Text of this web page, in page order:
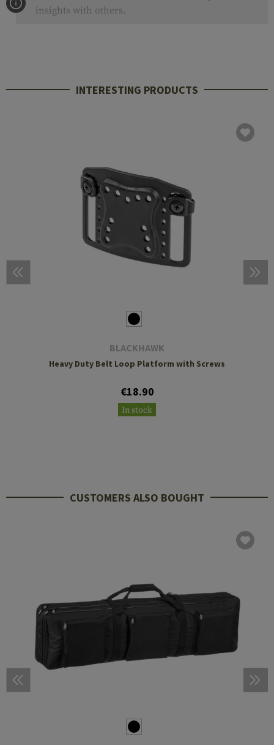
insights with others.
INTERESTING PRODUCTS
BLACKHAWK
Heavy Duty Belt Loop Platform with Screws
€18.90
In stock
CUSTOMERS ALSO BOUGHT